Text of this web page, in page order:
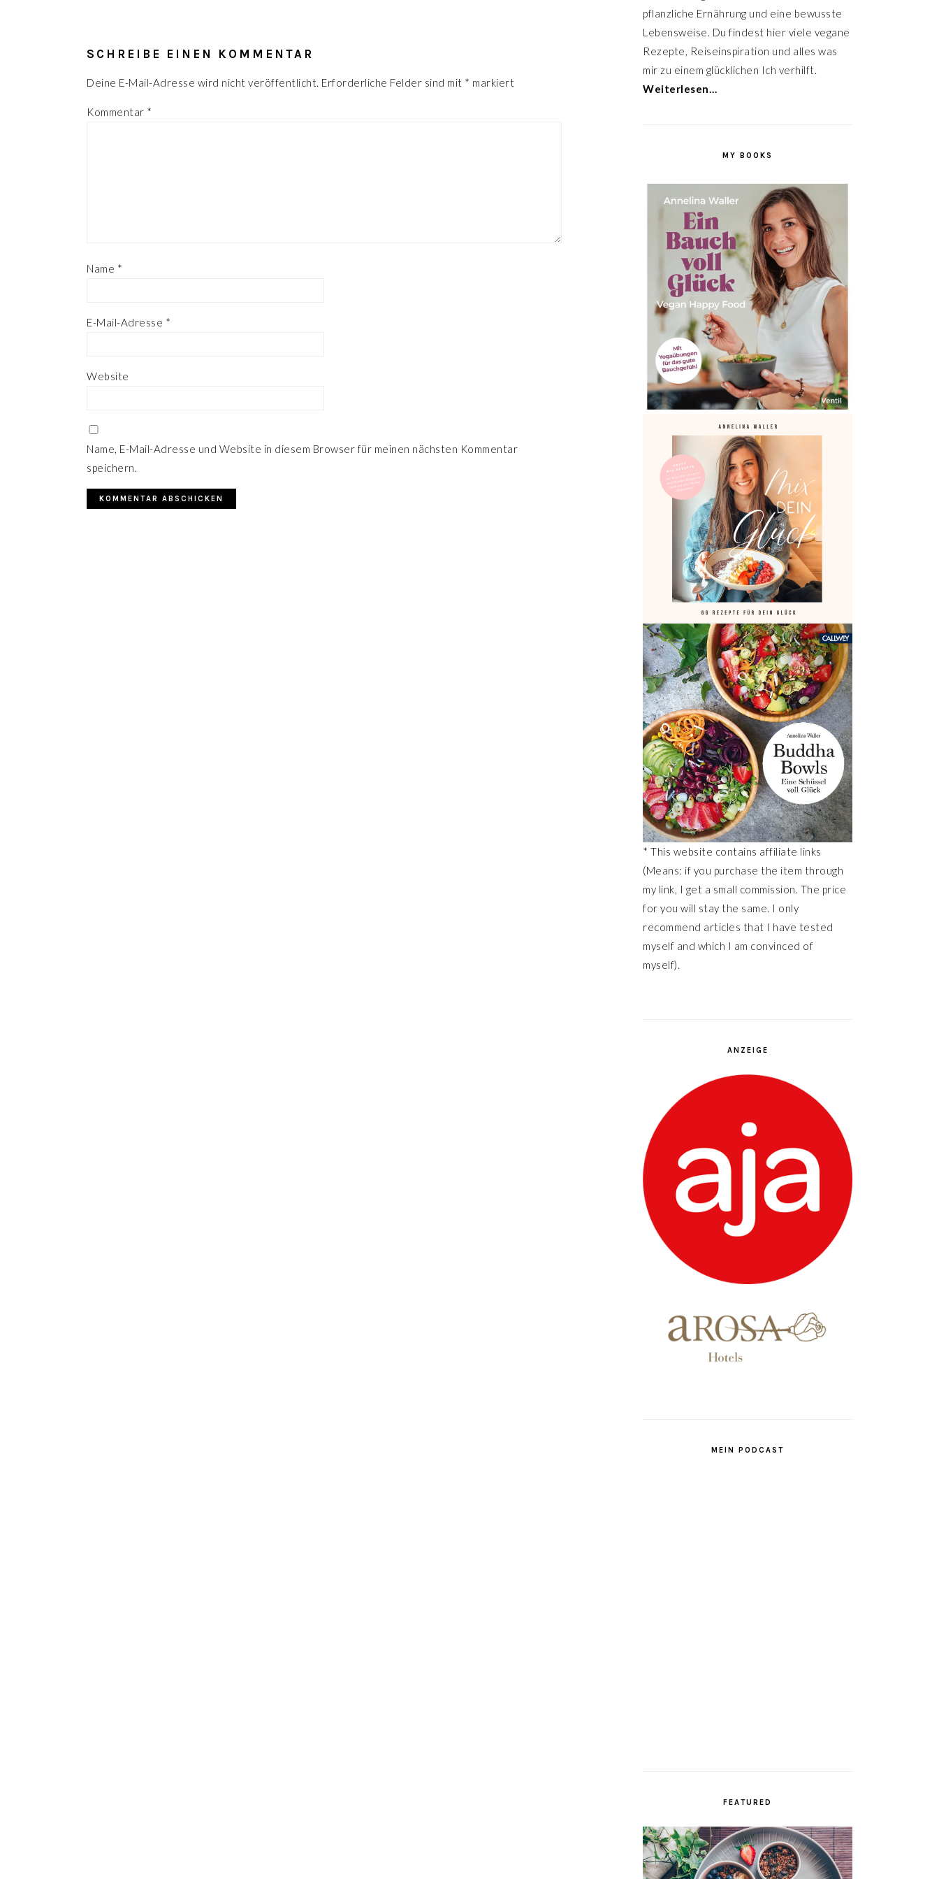
SCHREIBE EINEN KOMMENTAR
Deine E-Mail-Adresse wird nicht veröffentlicht. Erforderliche Felder sind mit * markiert
Kommentar *
Name *
E-Mail-Adresse *
Website
Name, E-Mail-Adresse und Website in diesem Browser für meinen nächsten Kommentar
speichern.
pflanzliche Ernährung und eine bewusste
Lebensweise. Du findest hier viele vegane
Rezepte, Reiseinspiration und alles was
mir zu einem glücklichen Ich verhilft.
Weiterlesen…
MY BOOKS
* This website contains affiliate links
(Means: if you purchase the item through
my link, I get a small commission. The price
for you will stay the same. I only
recommend articles that I have tested
myself and which I am convinced of
myself).
ANZEIGE
MEIN PODCAST
FEATURED